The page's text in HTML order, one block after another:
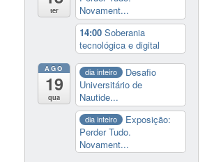
ter
Novament...
14:00Soberania
tecnológica e digital
AGO
19
qua
dia inteiro
Desafio
Universitário de
Nautide...
dia inteiro
Exposição:
Perder Tudo.
Novament...